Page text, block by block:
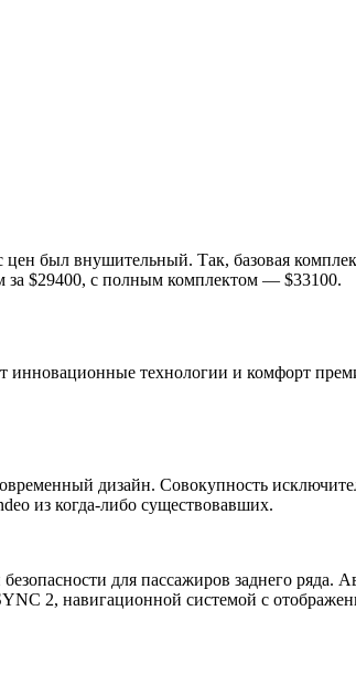
был внушительный. Так, базовая
за $29400, с полным комплектом — $33100.
инновационные технологии и комфорт
дизайн. Совокупность
из когда-либо существовавших.
для пассажиров заднего ряда.
2, навигационной системой с